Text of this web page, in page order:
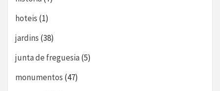
hoteis (1)
jardins (38)
junta de freguesia(5)
monumentos (47)